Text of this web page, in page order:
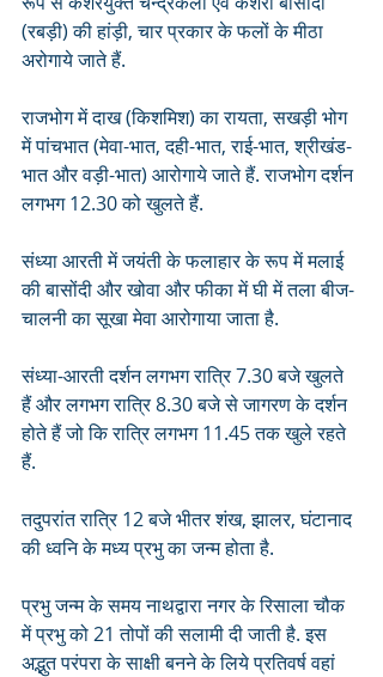
(रबड़ी) की हांड़ी, चार प्रकार के फलों के मीठा
अरोगाये जाते हैं.
राजभोग में दाख (किशमिश) का रायता, सखड़ी भोग
में पांचभात (मेवा-भात, दही-भात, राई-भात, श्रीखंड-
भात और वड़ी-भात) आरोगाये जाते हैं. राजभोग दर्शन
लगभग 12.30 को खुलते हैं.
संध्या आरती में जयंती के फलाहार के रूप में मलाई
की बासोंदी और खोवा और फीका में घी में तला बीज-
चालनी का सूखा मेवा आरोगाया जाता है.
संध्या-आरती दर्शन लगभग रात्रि 7.30 बजे खुलते
हैं और लगभग रात्रि 8.30 बजे से जागरण के दर्शन
होते हैं जो कि रात्रि लगभग 11.45 तक खुले रहते
हैं.
तदुपरांत रात्रि 12 बजे भीतर शंख, झालर, घंटानाद
की ध्वनि के मध्य प्रभु का जन्म होता है.
प्रभु जन्म के समय नाथद्वारा नगर के रिसाला चौक
में प्रभु को 21 तोपों की सलामी दी जाती है. इस
अद्भुत परंपरा के साक्षी बनने के लिये प्रतिवर्ष वहां